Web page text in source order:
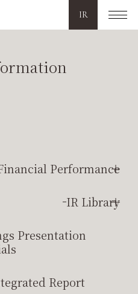
IR
優待
ご理解をいただくため株主優
終の株主名簿に記載された
Performance
Results
状
IR Library
Securities Report
Report
Presentation
Report